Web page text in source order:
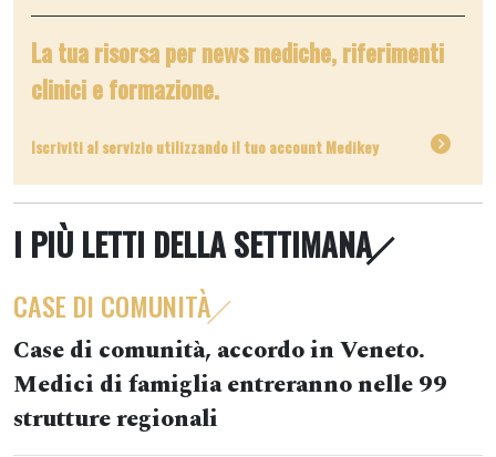
La tua risorsa per news mediche, riferimenti
clinici e formazione.
Iscriviti al servizio utilizzando il tuo account Medikey
I PIÙ LETTI DELLA SETTIMANA
CASE DI COMUNITÀ
Case di comunità, accordo in Veneto.
Medici di famiglia entreranno nelle 99
strutture regionali